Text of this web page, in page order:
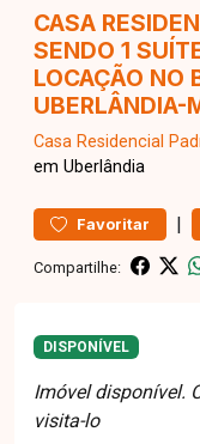
CASA
SENDO 1
LOCAÇÃO NO
UBERLÂNDIA-
Casa Residencial
em Uberlândia
Favoritar |
Compartilhe:
DISPONÍVEL
Imóvel disponível.
visita-lo